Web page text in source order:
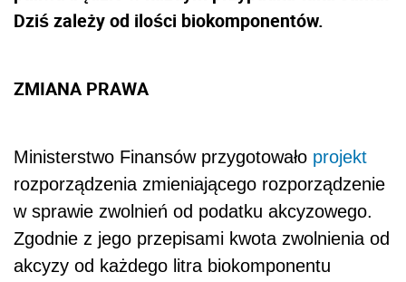
Dziś zależy od ilości biokomponentów.
ZMIANA PRAWA
Ministerstwo Finansów przygotowało projekt
rozporządzenia zmieniającego rozporządzenie
w sprawie zwolnień od podatku akcyzowego.
Zgodnie z jego przepisami kwota zwolnienia od
akcyzy od każdego litra biokomponentu